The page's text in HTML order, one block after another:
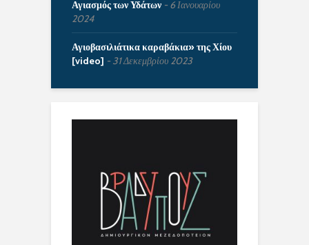
Αγιασμός των Υδάτων
6 Ιανουαρίου
2024
Αγιοβασιλιάτικα καραβάκια» της Χίου
[video]
31 Δεκεμβρίου 2023